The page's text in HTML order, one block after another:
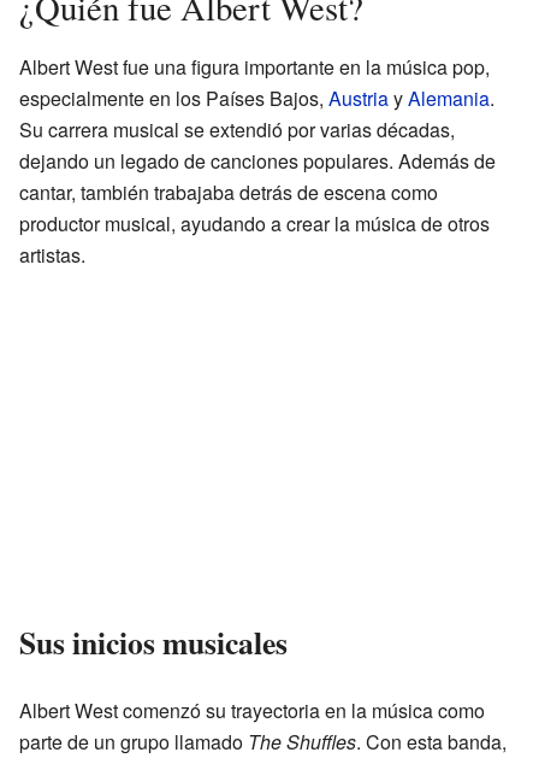
Albert West fue una figura importante en la música pop,
especialmente en los Países Bajos, AustriayAlemania.
Su carrera musical se extendió por varias décadas,
dejando un legado de canciones populares. Además de
cantar, también trabajaba detrás de escena como
productor musical, ayudando a crear la música de otros
artistas.
Sus inicios musicales
Albert West comenzó su trayectoria en la música como
parte de un grupo llamado The Shuffles. Con esta banda,